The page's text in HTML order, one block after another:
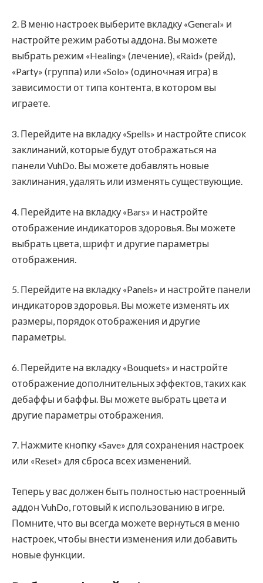
2. В меню настроек выберите вкладку «General» и
настройте режим работы аддона. Вы можете
выбрать режим «Healing» (лечение), «Raid» (рейд),
«Party» (группа) или «Solo» (одиночная игра) в
зависимости от типа контента, в котором вы
играете.
3. Перейдите на вкладку «Spells» и настройте список
заклинаний, которые будут отображаться на
панели VuhDo. Вы можете добавлять новые
заклинания, удалять или изменять существующие.
4. Перейдите на вкладку «Bars» и настройте
отображение индикаторов здоровья. Вы можете
выбрать цвета, шрифт и другие параметры
отображения.
5. Перейдите на вкладку «Panels» и настройте панели
индикаторов здоровья. Вы можете изменять их
размеры, порядок отображения и другие
параметры.
6. Перейдите на вкладку «Bouquets» и настройте
отображение дополнительных эффектов, таких как
дебаффы и баффы. Вы можете выбрать цвета и
другие параметры отображения.
7. Нажмите кнопку «Save» для сохранения настроек
или «Reset» для сброса всех изменений.
Теперь у вас должен быть полностью настроенный
аддон VuhDo, готовый к использованию в игре.
Помните, что вы всегда можете вернуться в меню
настроек, чтобы внести изменения или добавить
новые функции.